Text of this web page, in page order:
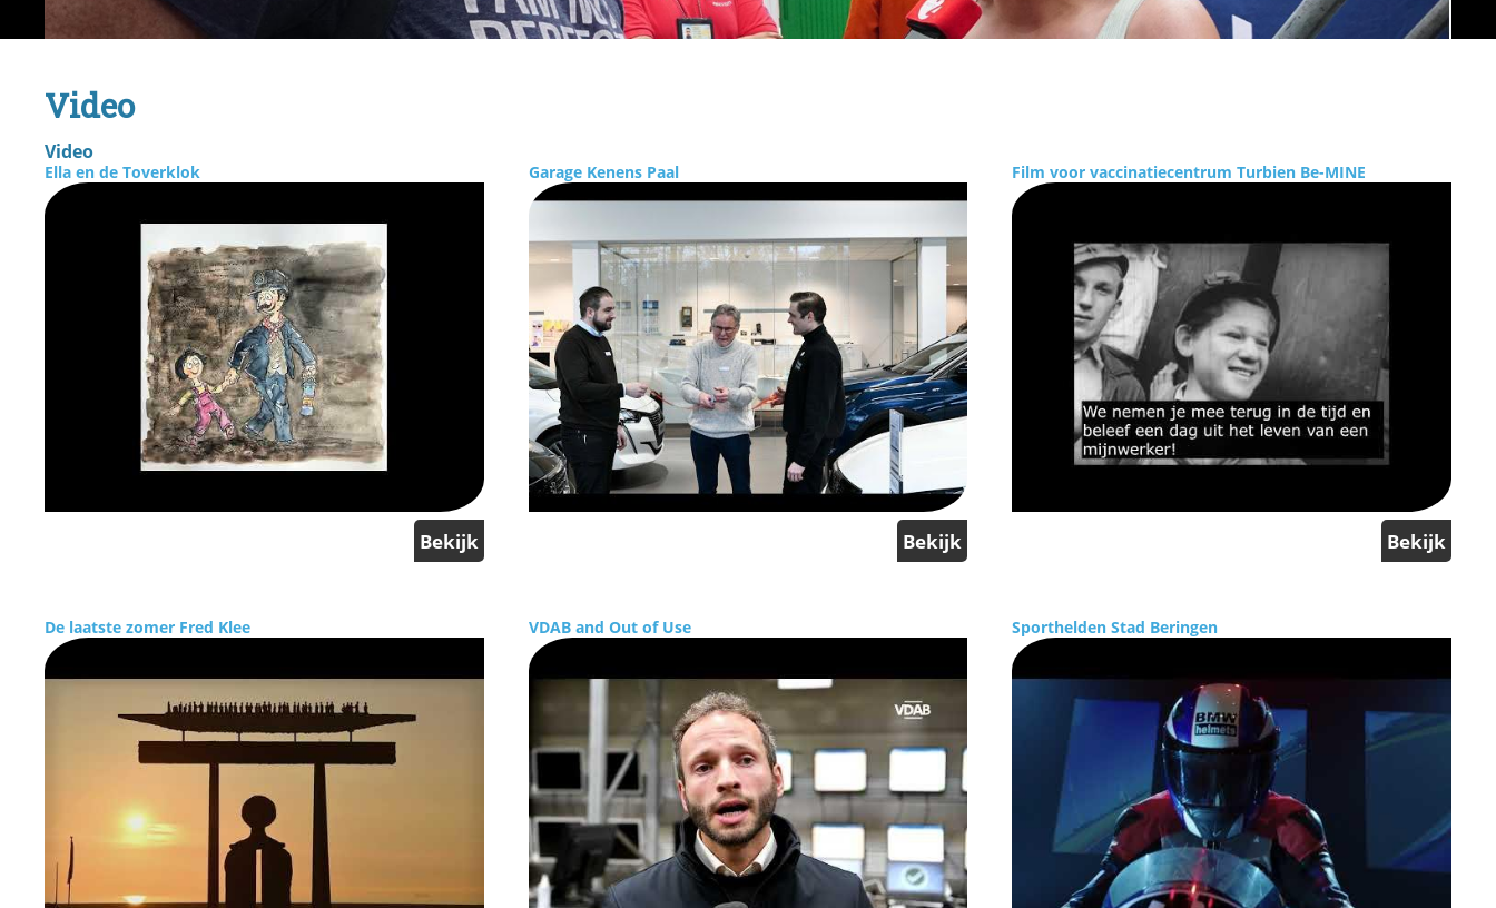
Video
Video
Ella en de Toverklok
Bekijk
Garage Kenens Paal
Bekijk
Film voor vaccinatiecentrum Turbien Be-MINE
Bekijk
De laatste zomer Fred Klee VDAB and Out of Use Sporthelden Stad Beringen